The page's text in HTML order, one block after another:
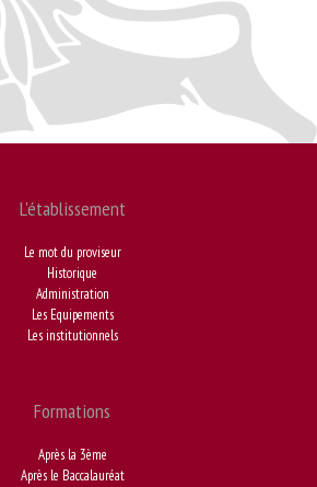
L'établissement
Le mot du proviseur
Historique
Administration
Les Equipements
Les institutionnels
Formations
Après la 3ème
Après le Baccalauréat